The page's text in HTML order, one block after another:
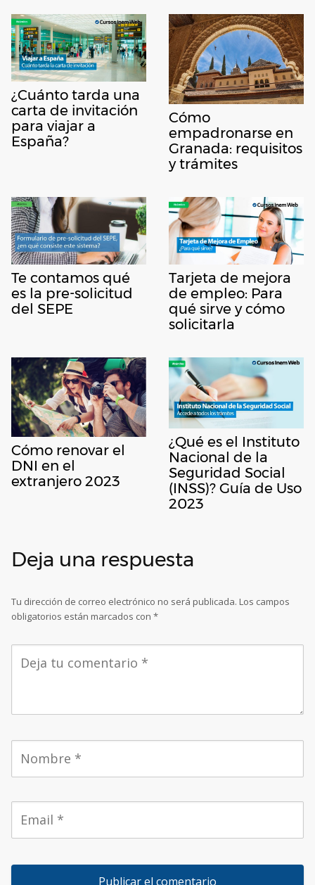
¿Cuánto tarda una
carta de invitación
para viajar a
España?
Cómo
empadronarse en
Granada: requisitos
y trámites
Te contamos qué
es la pre-solicitud
del SEPE
Tarjeta de mejora
de empleo: Para
qué sirve y cómo
solicitarla
Cómo renovar el
DNI en el
extranjero 2023
¿Qué es el Instituto
Nacional de la
Seguridad Social
(INSS)? Guía de Uso
2023
Deja una respuesta
Tu dirección de correo electrónico no será publicada. Los campos
obligatorios están marcados con *